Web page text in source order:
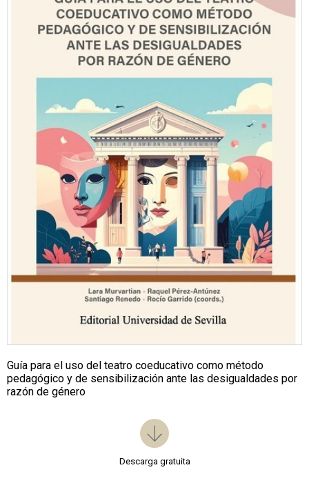
Guía para el uso del teatro coeducativo como método
pedagógico y de sensibilización ante las desigualdades por
razón de género
Descarga gratuita